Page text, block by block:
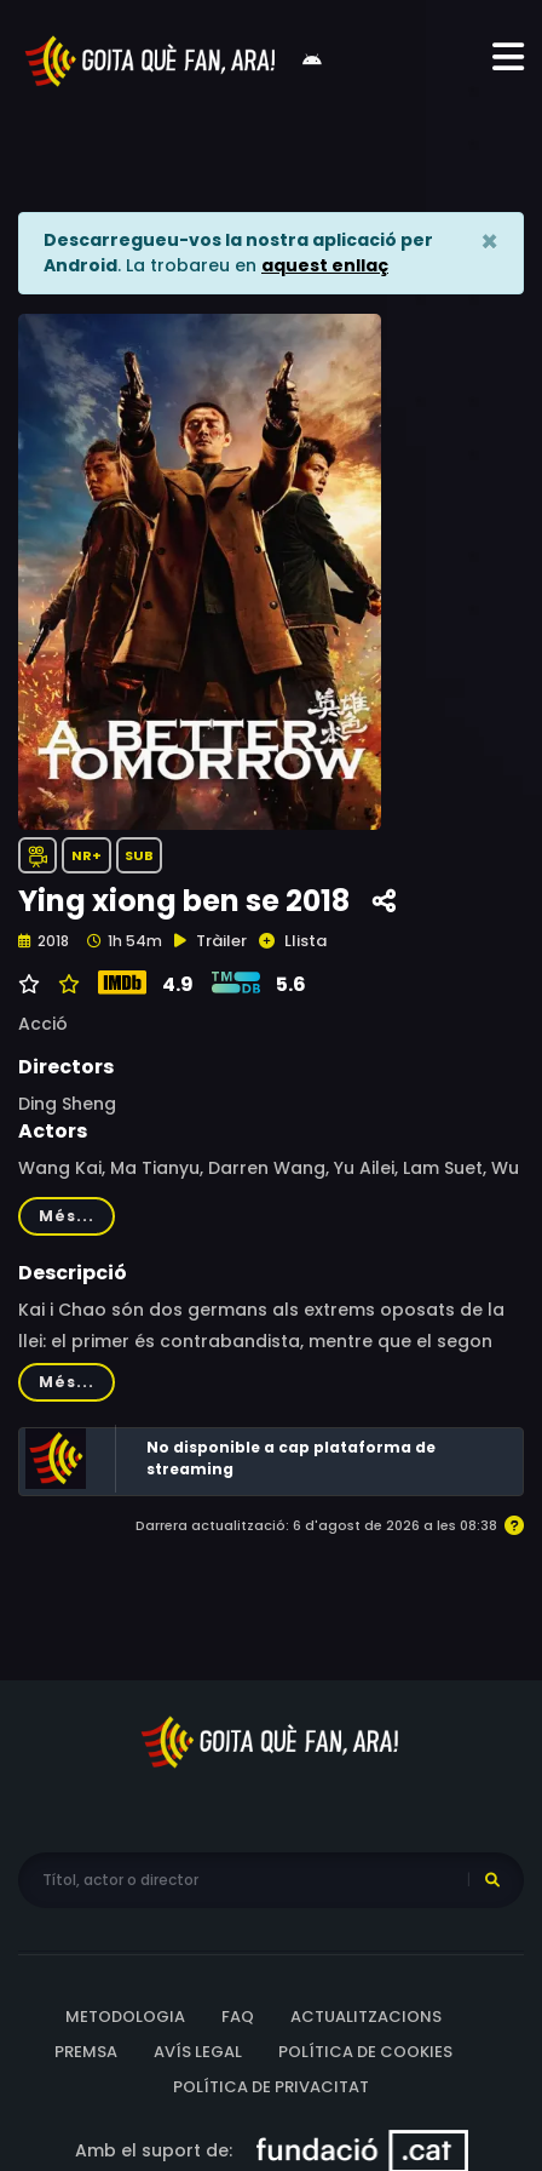
Descarregueu-vos la nostra aplicació per
Android. La trobareu en aquest enllaç
×
NR+ SUB
Ying xiong ben se 2018
2018 1h 54m Tràiler Llista
4.9 5.6
Acció
Directors
Ding Sheng
Actors
Wang Kai, Ma Tianyu, Darren Wang, Yu Ailei, Lam Suet, Wu
Yue, Li Meng, Zhang Yishang, Jiang Peiyao, Shi Liang, Yûta
Nakano, Sang Ping, Han Feixing, Eric Tsang Chi-Wai, Ding
Sheng, Ning Hao, Li Mincheng
Més...
Descripció
Kai i Chao són dos germans als extrems oposats de la
llei: el primer és contrabandista, mentre que el segon
s'està treballant una carrera prometedora al cos de
policia.
Més...
No disponible a cap plataforma de
streaming
Darrera actualització: 6 d'agost de 2026 a les 08:38
METODOLOGIA FAQ
ACTUALITZACIONS
PREMSA
AVÍS LEGAL
POLÍTICA DE COOKIES
POLÍTICA DE PRIVACITAT
Amb el suport de: